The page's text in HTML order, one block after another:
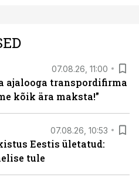
07.08.26, 11:00
ajalooga transpordifirma
kõik ära maksta!”
07.08.26, 10:53
Eestis ületatud:
tule